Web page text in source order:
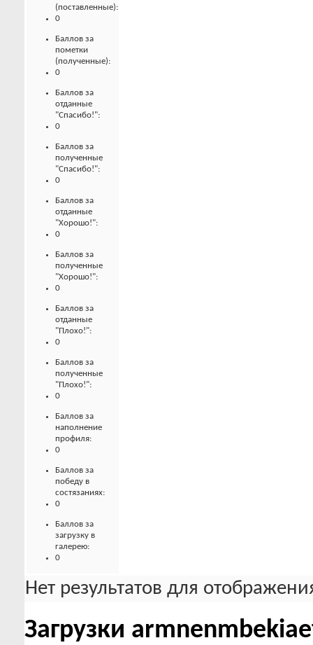
(поставленные):
0
Баллов за
пометки
(полученные):
0
Баллов за
отданные
"Спасибо!":
0
Баллов за
полученные
"Спасибо!":
0
Баллов за
отданные
"Хорошо!":
0
Баллов за
полученные
"Хорошо!":
0
Баллов за
отданные
"Плохо!":
0
Баллов за
полученные
"Плохо!":
0
Баллов за
наполнение
профиля:
0
Баллов за
победу в
состязаниях:
0
Баллов за
загрузку в
галерею:
0
Нет результатов для
Загрузки